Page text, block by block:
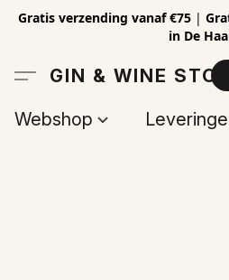
Gratis verzending vanaf €75 |
in De
GIN & WINE
Webshop